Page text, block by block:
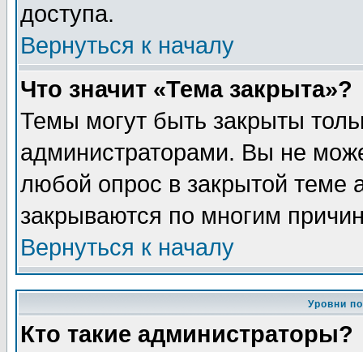
доступа.
Вернуться к началу
Что значит «Тема закрыта»?
Темы могут быть закрыты
администраторами. Вы не
любой опрос в закрытой теме
закрываются по многим
Вернуться к началу
Уровни
Кто такие администраторы?